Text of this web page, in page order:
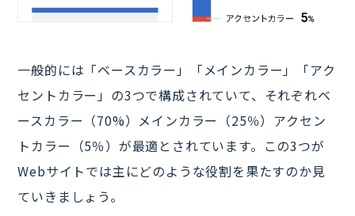
一般的には「ベースカラー」「メインカラー」「アク
セントカラー」の3つで構成されていて、それぞれベ
ースカラー（70%）メインカラー（25％）アクセン
トカラー（5％）が最適とされています。この3つが
Webサイトでは主にどのような役割を果たすのか見
ていきましょう。